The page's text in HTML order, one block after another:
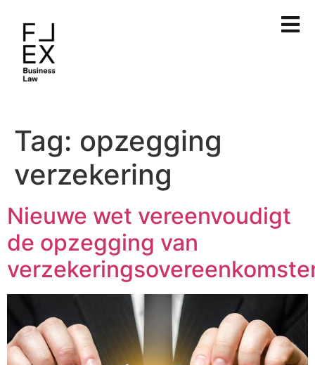
Tag: opzegging
verzekering
Nieuwe wet vereenvoudigt
de opzegging van